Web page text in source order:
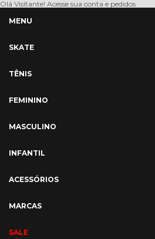
Olá Visitante! Acesse sua conta e pedidos
MENU
SKATE
TÊNIS
FEMININO
MASCULINO
INFANTIL
ACESSÓRIOS
MARCAS
SALE